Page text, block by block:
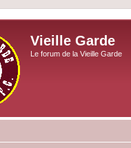
Vieille Garde
Le forum de la Vieille Garde